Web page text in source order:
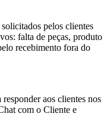
pelos clientes
falta de peças, produto
recebimento fora do
aos clientes nos
com o Cliente e